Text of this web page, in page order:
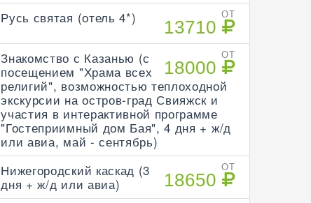
ОТ
13710
Русь святая (отель 4*)
ОТ
18000
Знакомство с Казанью (с
посещением "Храма всех
религий", возможностью теплоходной
экскурсии на остров-град Свияжск и
участия в интерактивной программе
"Гостеприимный дом Бая", 4 дня + ж/д
или авиа, май - сентябрь)
ОТ
18650
Нижегородский каскад (3
дня + ж/д или авиа)